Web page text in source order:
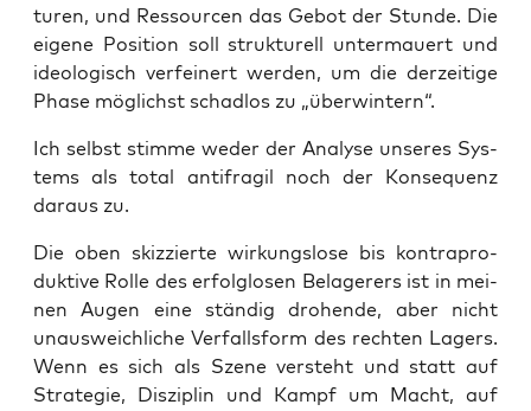
tu­ren, und Res­sour­cen das Gebot der Stun­de. Die
eige­ne Posi­ti­on soll struk­tu­rell unter­mau­ert und
ideo­lo­gisch ver­fei­nert wer­den, um die der­zei­ti­ge
Pha­se mög­lichst schad­los zu „über­win­tern“.
Ich selbst stim­me weder der Ana­ly­se unse­res Sys­
tems als total anti­fra­gil noch der Kon­se­quenz
dar­aus zu.
Die oben skiz­zier­te wir­kungs­lo­se bis kon­tra­pro­
duk­ti­ve Rol­le des erfolg­lo­sen Bela­ge­rers ist in mei­
nen Augen eine stän­dig dro­hen­de, aber nicht
unaus­weich­li­che Ver­falls­form des rech­ten Lagers.
Wenn es sich als Sze­ne ver­steht und statt auf
Stra­te­gie, Dis­zi­plin und Kampf um Macht, auf